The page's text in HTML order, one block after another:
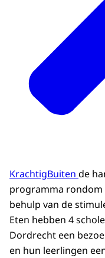
KrachtigBuiten de
programma rondom
behulp van de
Eten hebben 4
Dordrecht een
en hun leerlingen